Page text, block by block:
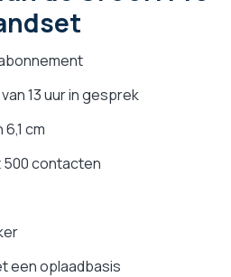
13 uur in gesprek
cm
contacten
een oplaadbasis